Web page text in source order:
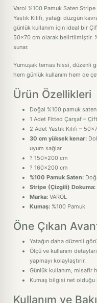
Varol %100 Pamuk Saten
Yastık Kılıfı, yatağı düzgün
günlük kullanım için ideal bir
50x70 cm olarak belirtilmiştir.
sunar.
Yumuşak temas hissi, düzenli
hem günlük kullanım hem de
Ürün Özellikleri
Doğal %100 pamuk
1 Adet Fitted Çarşaf –
2 Adet Yastık Kılıfı –
30 cm yüksek kenar:
uyum sağlar
? 150x200 cm
? 160x200 cm
%100 Pamuk Saten:
Stripe (Çizgili) Dokuma:
Marka: VAROL
Kumaş: %100 Pamuk
Öne Çıkan
Yatağın daha düzenli
Ölçü ve kullanım
yapmayı kolaylaştırır.
Günlük kullanım, misafir
Kumaş bilgisi net
Kullanım ve